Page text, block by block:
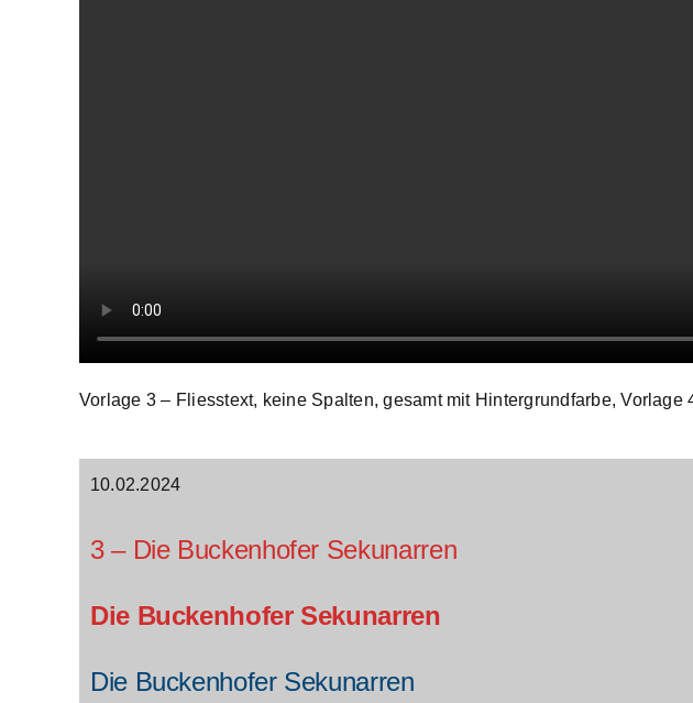
Vorlage 3 – Fliesstext, keine Spalten, gesamt mit Hintergrundfarbe,
10.02.2024
3 – Die Buckenhofer Sekunarren
Die Buckenhofer Sekunarren
Die Buckenhofer Sekunarren